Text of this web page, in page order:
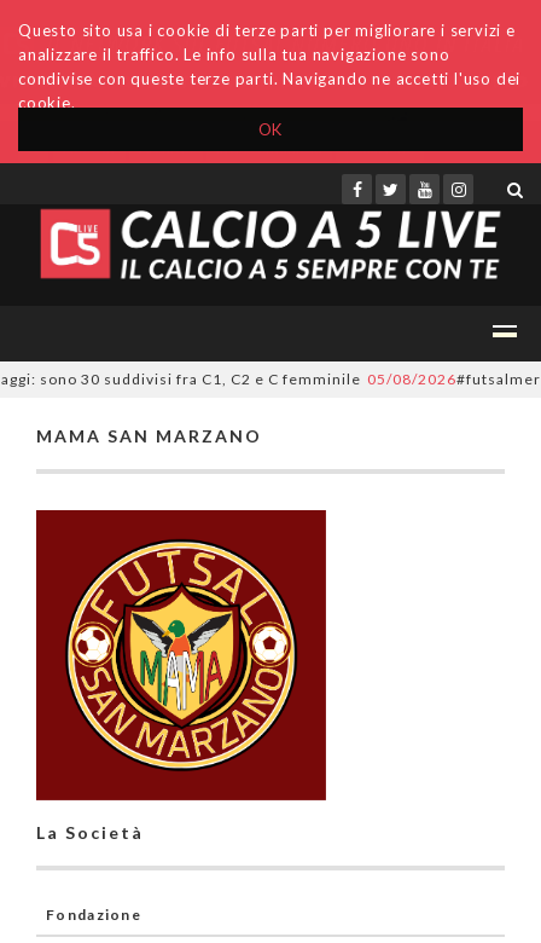
OK
Questo sito usa i cookie di terze parti per migliorare i servizi e
analizzare il traffico. Le info sulla tua navigazione sono
condivise con queste terze parti. Navigando ne accetti l'uso dei
cookie.
Accedi Archivio Invio comunicati Redazione
sono 30 suddivisi fra C1, C2 e C femminile 05/08/2026
MAMA SAN MARZANO
La Società
Fondazione